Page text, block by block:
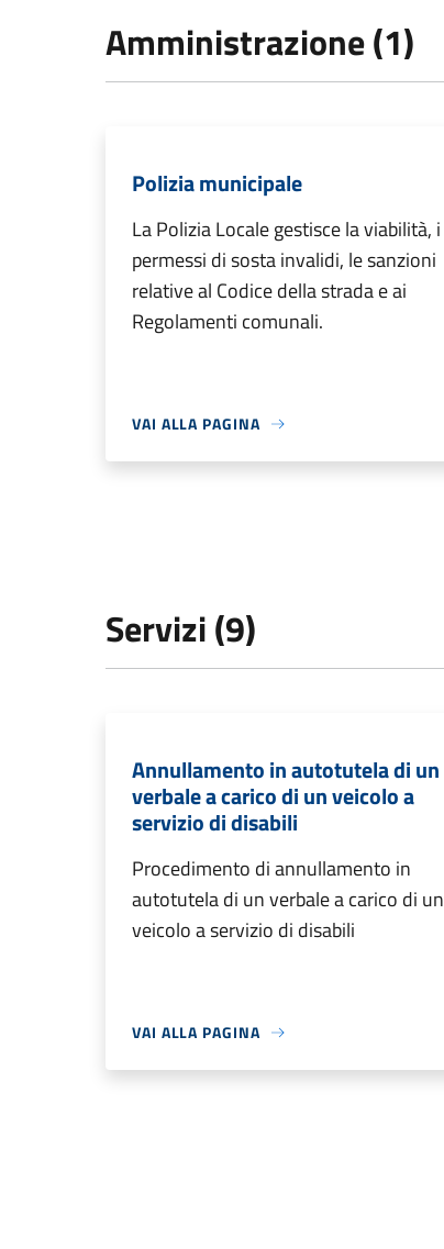
Amministrazione (1)
Polizia municipale
La Polizia Locale gestisce la viabilità, i
permessi di sosta invalidi, le sanzioni
relative al Codice della strada e ai
Regolamenti comunali.
VAI ALLA PAGINA
Servizi (9)
Annullamento in autotutela di un
verbale a carico di un veicolo a
servizio di disabili
Procedimento di annullamento in
autotutela di un verbale a carico di un
veicolo a servizio di disabili
VAI ALLA PAGINA